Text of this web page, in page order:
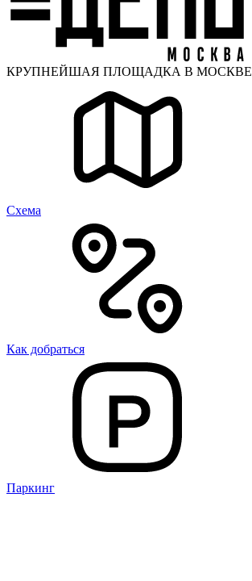
КРУПНЕЙШАЯ ПЛОЩАДКА В МОСКВЕ
Cхема
Как добраться
Паркинг